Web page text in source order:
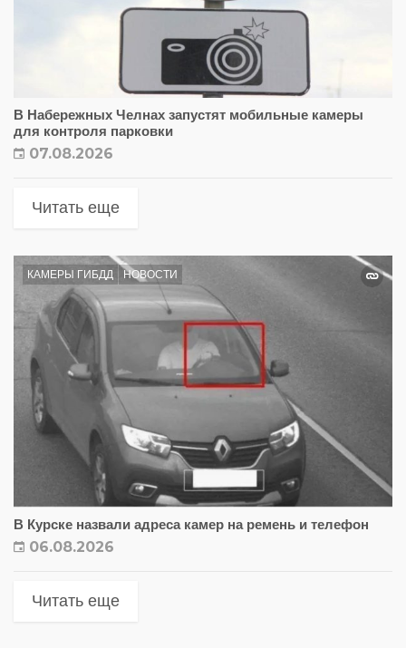
В Набережных Челнах запустят мобильные камеры
для контроля парковки
07.08.2026
Читать еще
КАМЕРЫ ГИБДД НОВОСТИ
В Курске назвали адреса камер на ремень и телефон
06.08.2026
Читать еще